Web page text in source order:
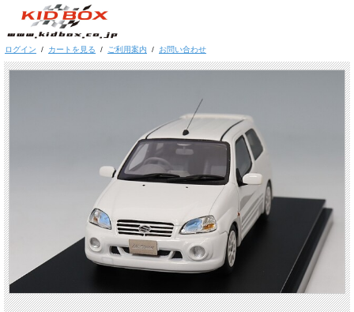
ログイン / カートを見る / ご利用案内 / お問い合わせ